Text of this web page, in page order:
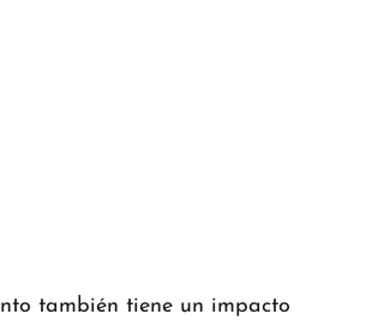
también tiene un impacto